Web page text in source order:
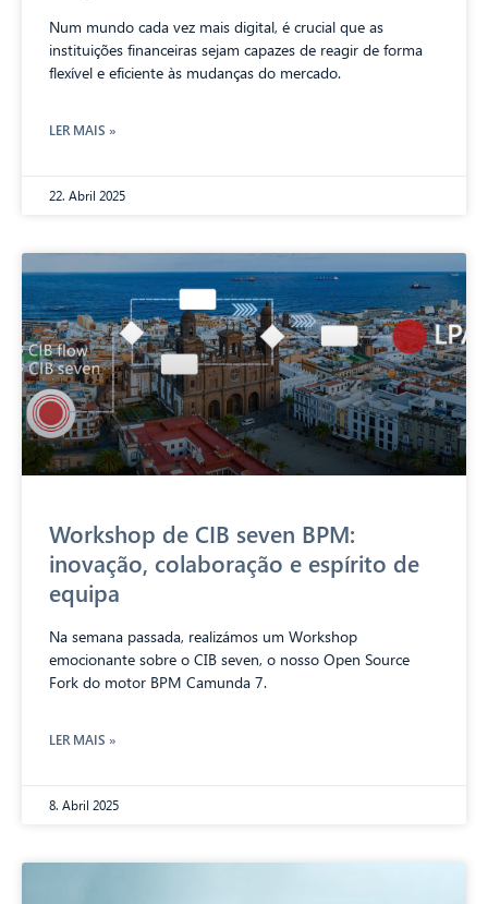
Num mundo cada vez mais digital, é crucial que as
instituições financeiras sejam capazes de reagir de forma
flexível e eficiente às mudanças do mercado.
LER MAIS »
22. Abril 2025
Workshop de CIB seven BPM:
inovação, colaboração e espírito de
equipa
Na semana passada, realizámos um Workshop
emocionante sobre o CIB seven, o nosso Open Source
Fork do motor BPM Camunda 7.
LER MAIS »
8. Abril 2025